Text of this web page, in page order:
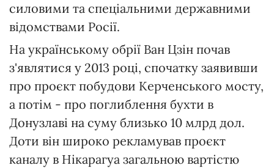
силовими та спеціальними державними
відомствами Росії.
На українському обрії Ван Цзін почав
з'являтися у 2013 році, спочатку заявивши
про проєкт побудови Керченського мосту,
а потім - про поглиблення бухти в
Донузлаві на суму близько 10 млрд дол.
Доти він широко рекламував проєкт
каналу в Нікарагуа загальною вартістю